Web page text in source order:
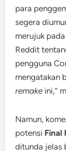
para
segera
merujuk
Reddit
pengguna
mengatakan
remake ini,”
Namun,
potensi Final
ditunda jelas